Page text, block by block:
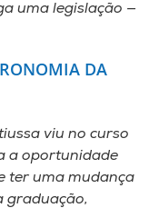
uma legislação —
DA
viu no curso
a oportunidade
ter uma mudança
graduação,